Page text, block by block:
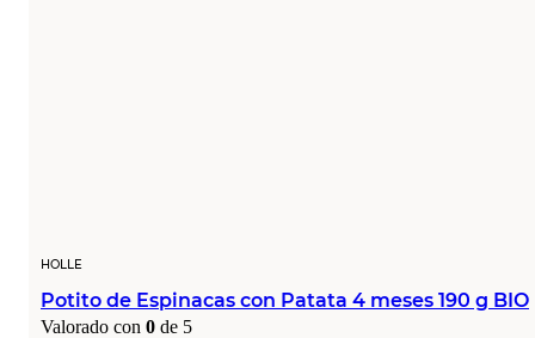
HOLLE
Potito de Espinacas con Patata 4 meses 190 g BIO
Valorado con 0 de 5